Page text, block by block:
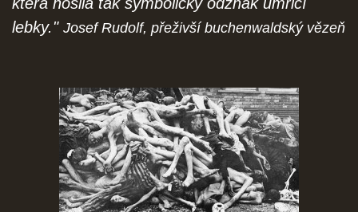
lebky." Josef Rudolf, přeživší buchenwaldský vězeň